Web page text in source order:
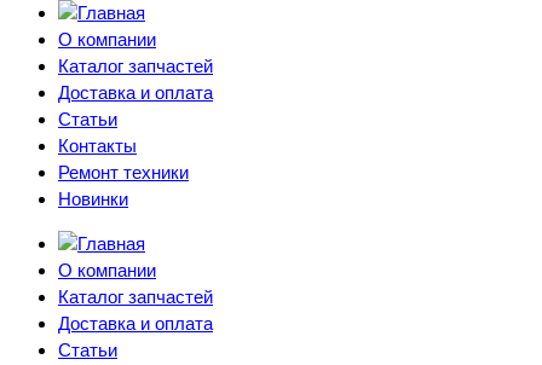
О компании
Каталог запчастей
Доставка и оплата
Статьи
Контакты
Ремонт техники
Новинки
О компании
Каталог запчастей
Доставка и оплата
Статьи